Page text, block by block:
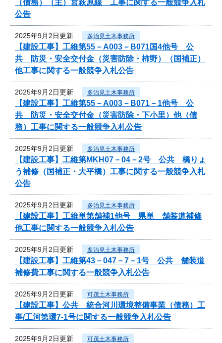
（債務）（主）宮萩原線 工事に関する一般競争入札
公告
2025年9月2日更新 多治見土木事務所
【建設工事】工維第55－A003－B071国4他号 公
共 防災・安全交付金（災害防除・柿野）（国補正）
他工事に関する一般競争入札公告
2025年9月2日更新 多治見土木事務所
【建設工事】工維第55－A003－B071－1他号 公
共 防災・安全交付金（災害防除・下小里）他（債
務）工事に関する一般競争入札公告
2025年9月2日更新 多治見土木事務所
【建設工事】工維第MKH07－04－2号 公共 橋りょ
う補修（国補正・大平橋）工事に関する一般競争入札
公告
2025年9月2日更新 多治見土木事務所
【建設工事】工維単第舗補1他号 県単 舗装道補修
他工事に関する一般競争入札公告
2025年9月2日更新 多治見土木事務所
【建設工事】工維第43－047－7－1号 公共 舗装道
補修費工事に関する一般競争入札公告
2025年9月2日更新 可茂土木事務所
【建設工事】公共 統合河川環境整備事業（債務）工
事/工河第環7-1号に関する一般競争入札公告
2025年9月2日更新 可茂土木事務所